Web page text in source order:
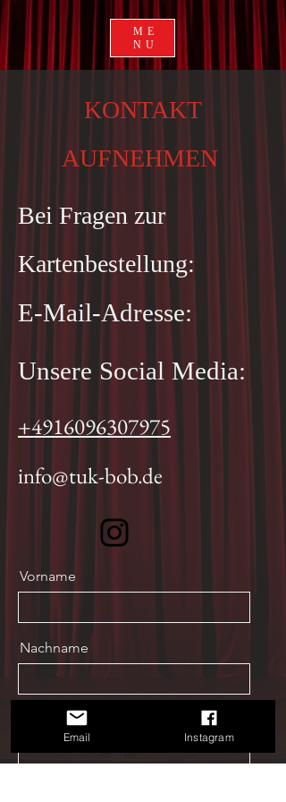
ME
NU
KONTAKT
AUFNEHMEN
Bei Fragen zur
Kartenbestellung:
E-Mail-Adresse:
Unsere Social Media:
+4916096307975
info@tuk-bob.de
Vorname
Nachname
Email Instagram